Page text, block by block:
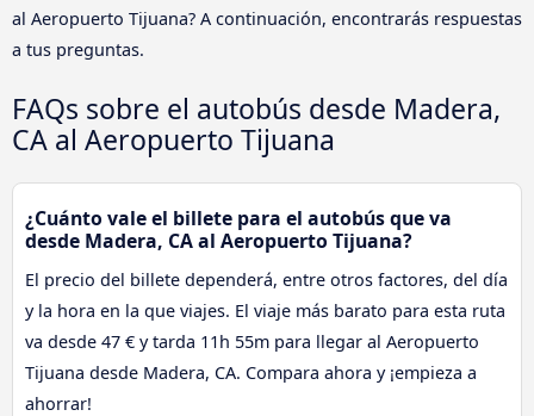
al Aeropuerto Tijuana? A continuación, encontrarás respuestas
a tus preguntas.
FAQs sobre el autobús desde Madera,
CA al Aeropuerto Tijuana
¿Cuánto vale el billete para el autobús que va
desde Madera, CA al Aeropuerto Tijuana?
El precio del billete dependerá, entre otros factores, del día
y la hora en la que viajes. El viaje más barato para esta ruta
va desde 47 € y tarda 11h 55m para llegar al Aeropuerto
Tijuana desde Madera, CA. Compara ahora y ¡empieza a
ahorrar!